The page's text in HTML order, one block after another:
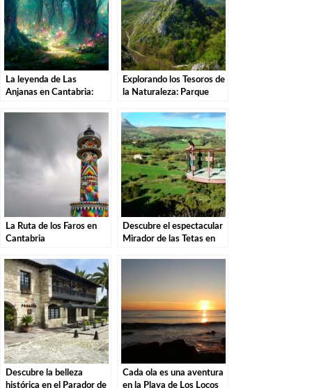
La leyenda de Las
Anjanas en Cantabria:
Explorando los Tesoros de
la Naturaleza: Parque
Nansa en Tudanca.
La Ruta de los Faros en
Cantabria
Descubre el espectacular
Mirador de las Tetas en
Descubre la belleza
histórica en el Parador de
Cada ola es una aventura
en la Playa de Los Locos